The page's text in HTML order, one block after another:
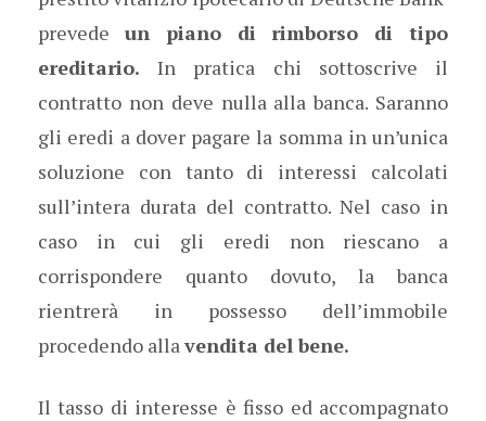
prevede un piano di rimborso di tipo
ereditario. In pratica chi sottoscrive il
contratto non deve nulla alla banca. Saranno
gli eredi a dover pagare la somma in un’unica
soluzione con tanto di interessi calcolati
sull’intera durata del contratto. Nel caso in
caso in cui gli eredi non riescano a
corrispondere quanto dovuto, la banca
rientrerà in possesso dell’immobile
procedendo allavendita del bene.
Il tasso di interesse è fisso ed accompagnato